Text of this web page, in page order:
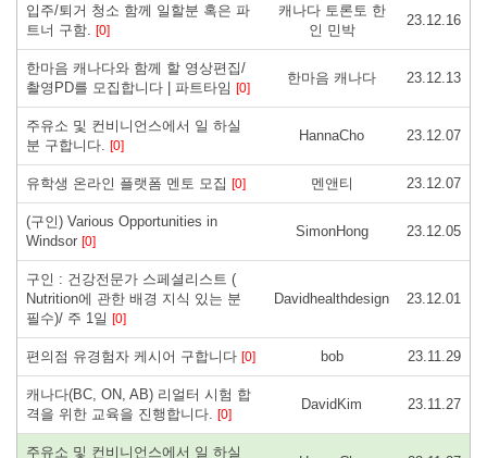
입주/퇴거 청소 함께 일할분 혹은 파
트너 구함. [0]
캐나다 토론토 한
인 민박
23.12.16
한마음 캐나다와 함께 할 영상편집/
촬영PD를 모집합니다 | 파트타임 [0]
한마음 캐나다 23.12.13
주유소 및 컨비니언스에서 일 하실
분 구합니다. [0]
HannaCho 23.12.07
유학생 온라인 플랫폼 멘토 모집 [0] 멘앤티 23.12.07
(구인) Various Opportunities in
Windsor [0]
SimonHong 23.12.05
구인 : 건강전문가 스페셜리스트 (
Nutrition에 관한 배경 지식 있는 분
필수)/ 주 1일 [0]
Davidhealthdesign 23.12.01
편의점 유경험자 케시어 구합니다 [0] bob 23.11.29
캐나다(BC, ON, AB) 리얼터 시험 합
격을 위한 교육을 진행합니다. [0]
DavidKim 23.11.27
주유소 및 컨비니언스에서 일 하실